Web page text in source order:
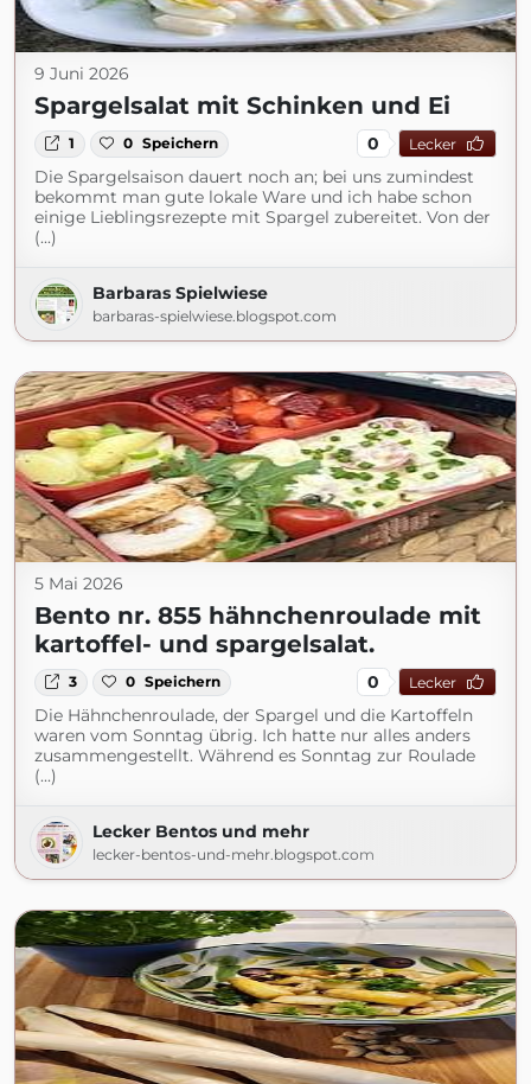
9 Juni 2026
Spargelsalat mit Schinken und Ei
1 0 Speichern 0 Lecker
Die Spargelsaison dauert noch an; bei uns zumindest
bekommt man gute lokale Ware und ich habe schon
einige Lieblingsrezepte mit Spargel zubereitet. Von der
(...)
Barbaras Spielwiese
barbaras-spielwiese.blogspot.com
5 Mai 2026
Bento nr. 855 hähnchenroulade mit
kartoffel- und spargelsalat.
3 0 Speichern 0 Lecker
Die Hähnchenroulade, der Spargel und die Kartoffeln
waren vom Sonntag übrig. Ich hatte nur alles anders
zusammengestellt. Während es Sonntag zur Roulade
(...)
Lecker Bentos und mehr
lecker-bentos-und-mehr.blogspot.com